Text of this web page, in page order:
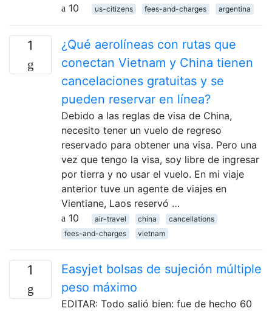
10
us-citizens fees-and-charges argentina
1
¿Qué aerolíneas con rutas que
conectan Vietnam y China tienen
cancelaciones gratuitas y se
pueden reservar en línea?
Debido a las reglas de visa de China,
necesito tener un vuelo de regreso
reservado para obtener una visa. Pero una
vez que tengo la visa, soy libre de ingresar
por tierra y no usar el vuelo. En mi viaje
anterior tuve un agente de viajes en
Vientiane, Laos reservó …
10
air-travel china
cancellations
fees-and-charges
vietnam
1
Easyjet bolsas de sujeción múltiple
peso máximo
EDITAR: Todo salió bien: fue de hecho 60